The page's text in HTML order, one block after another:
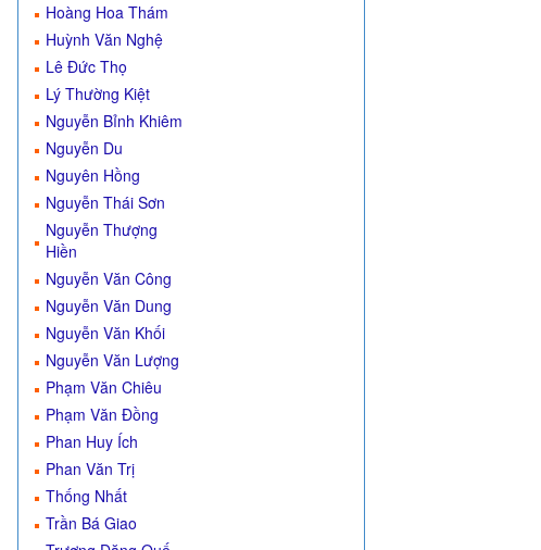
Hoàng Hoa Thám
Huỳnh Văn Nghệ
Lê Đức Thọ
Lý Thường Kiệt
Nguyễn Bỉnh Khiêm
Nguyễn Du
Nguyên Hồng
Nguyễn Thái Sơn
Nguyễn Thượng
Hiền
Nguyễn Văn Công
Nguyễn Văn Dung
Nguyễn Văn Khối
Nguyễn Văn Lượng
Phạm Văn Chiêu
Phạm Văn Đồng
Phan Huy Ích
Phan Văn Trị
Thống Nhất
Trần Bá Giao